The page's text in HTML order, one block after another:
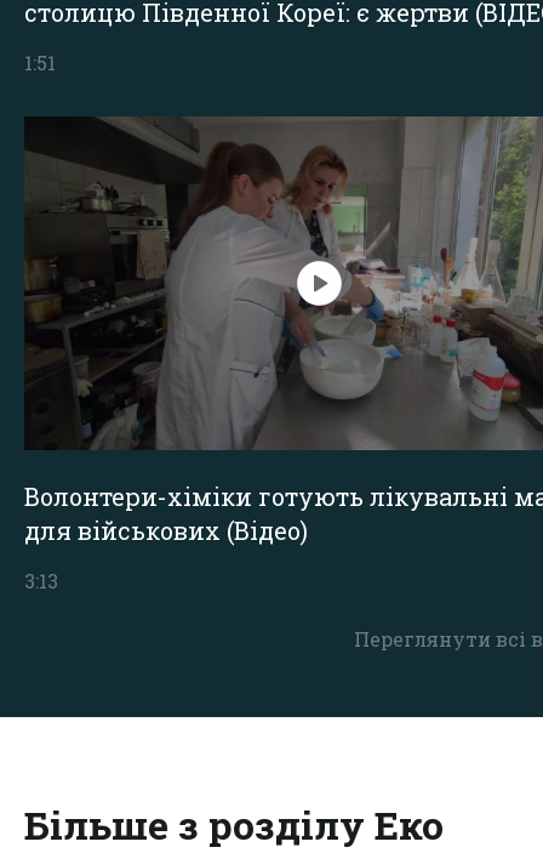
Переглянути всі
столицю Південної Кореї: є жертви
1:51
Волонтери-хіміки готують лікувальні
для військових (Відео)
3:13
Більше з розділу Еко